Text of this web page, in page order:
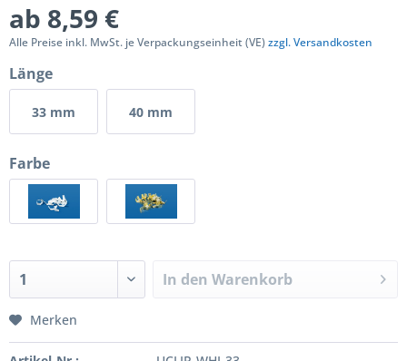
ab 8,59 €
Alle Preise inkl. MwSt. je Verpackungseinheit (VE)zzgl. Versandkosten
Länge
33 mm 40 mm
Farbe
In den Warenkorb
Merken